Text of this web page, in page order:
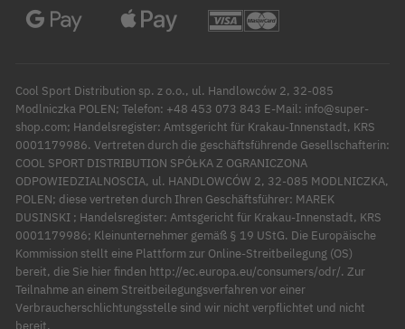
Cool Sport Distribution sp. z o.o., ul. Handlowców 2, 32-085
Modlniczka POLEN; Telefon: +48 453 073 843 E-Mail: info@super-
shop.com; Handelsregister: Amtsgericht für Krakau-Innenstadt, KRS
0001179986. Vertreten durch die geschäftsführende Gesellschafterin:
COOL SPORT DISTRIBUTION SPÓŁKA Z OGRANICZONA
ODPOWIEDZIALNOSCIA, ul. HANDLOWCÓW 2, 32-085 MODLNICZKA,
POLEN; diese vertreten durch Ihren Geschäftsführer: MAREK
DUSINSKI ; Handelsregister: Amtsgericht für Krakau-Innenstadt, KRS
0001179986; Kleinunternehmer gemäß § 19 UStG. Die Europäische
Kommission stellt eine Plattform zur Online-Streitbeilegung (OS)
bereit, die Sie hier finden http://ec.europa.eu/consumers/odr/. Zur
Teilnahme an einem Streitbeilegungsverfahren vor einer
Verbraucherschlichtungsstelle sind wir nicht verpflichtet und nicht
bereit.